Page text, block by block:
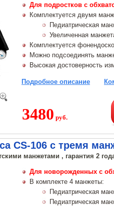
Для подростков с
Комплектуется двумя
Педиатрическая
Увеличенная
Комплектуется
Можно подсоединять
Высокая достоверность
Подробное описание
3480 руб.
CS-106 с тремя
манжетами , гарантия 2
Для новорожденных с
В комплекте 4 манжеты:
Педиатрическая
Педиатрическая